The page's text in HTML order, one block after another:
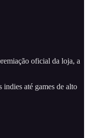
oficial da loja, a
até games de alto